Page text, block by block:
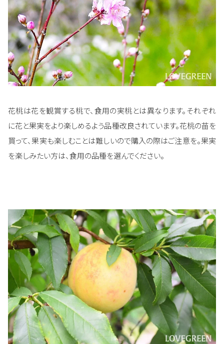
花桃は花を観賞する桃で、食用の実桃とは異なります。それぞれ
に花と果実をより楽しめるよう品種改良されています。花桃の苗を
買って、果実も楽しむことは難しいので購入の際はご注意を。果実
を楽しみたい方は、食用の品種を選んでください。